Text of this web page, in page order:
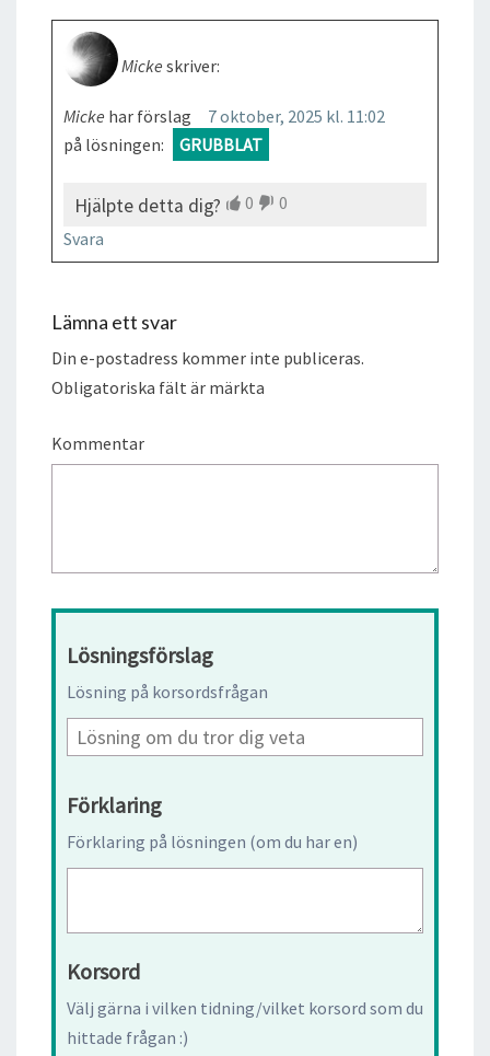
Micke skriver:
7 oktober, 2025 kl. 11:02
Micke har förslag
på lösningen:
GRUBBLAT
Hjälpte detta dig? 0
0
Svara
Lämna ett svar
Din e-postadress kommer inte publiceras.
Obligatoriska fält är märkta
Kommentar
Lösningsförslag
Lösning på korsordsfrågan
Förklaring
Förklaring på lösningen (om du har en)
Korsord
Välj gärna i vilken tidning/vilket korsord som du
hittade frågan :)